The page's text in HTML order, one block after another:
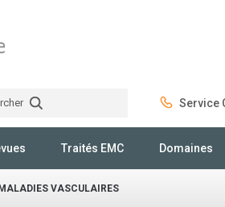
Service
Traités EMC Domaines
VASCULAIRES